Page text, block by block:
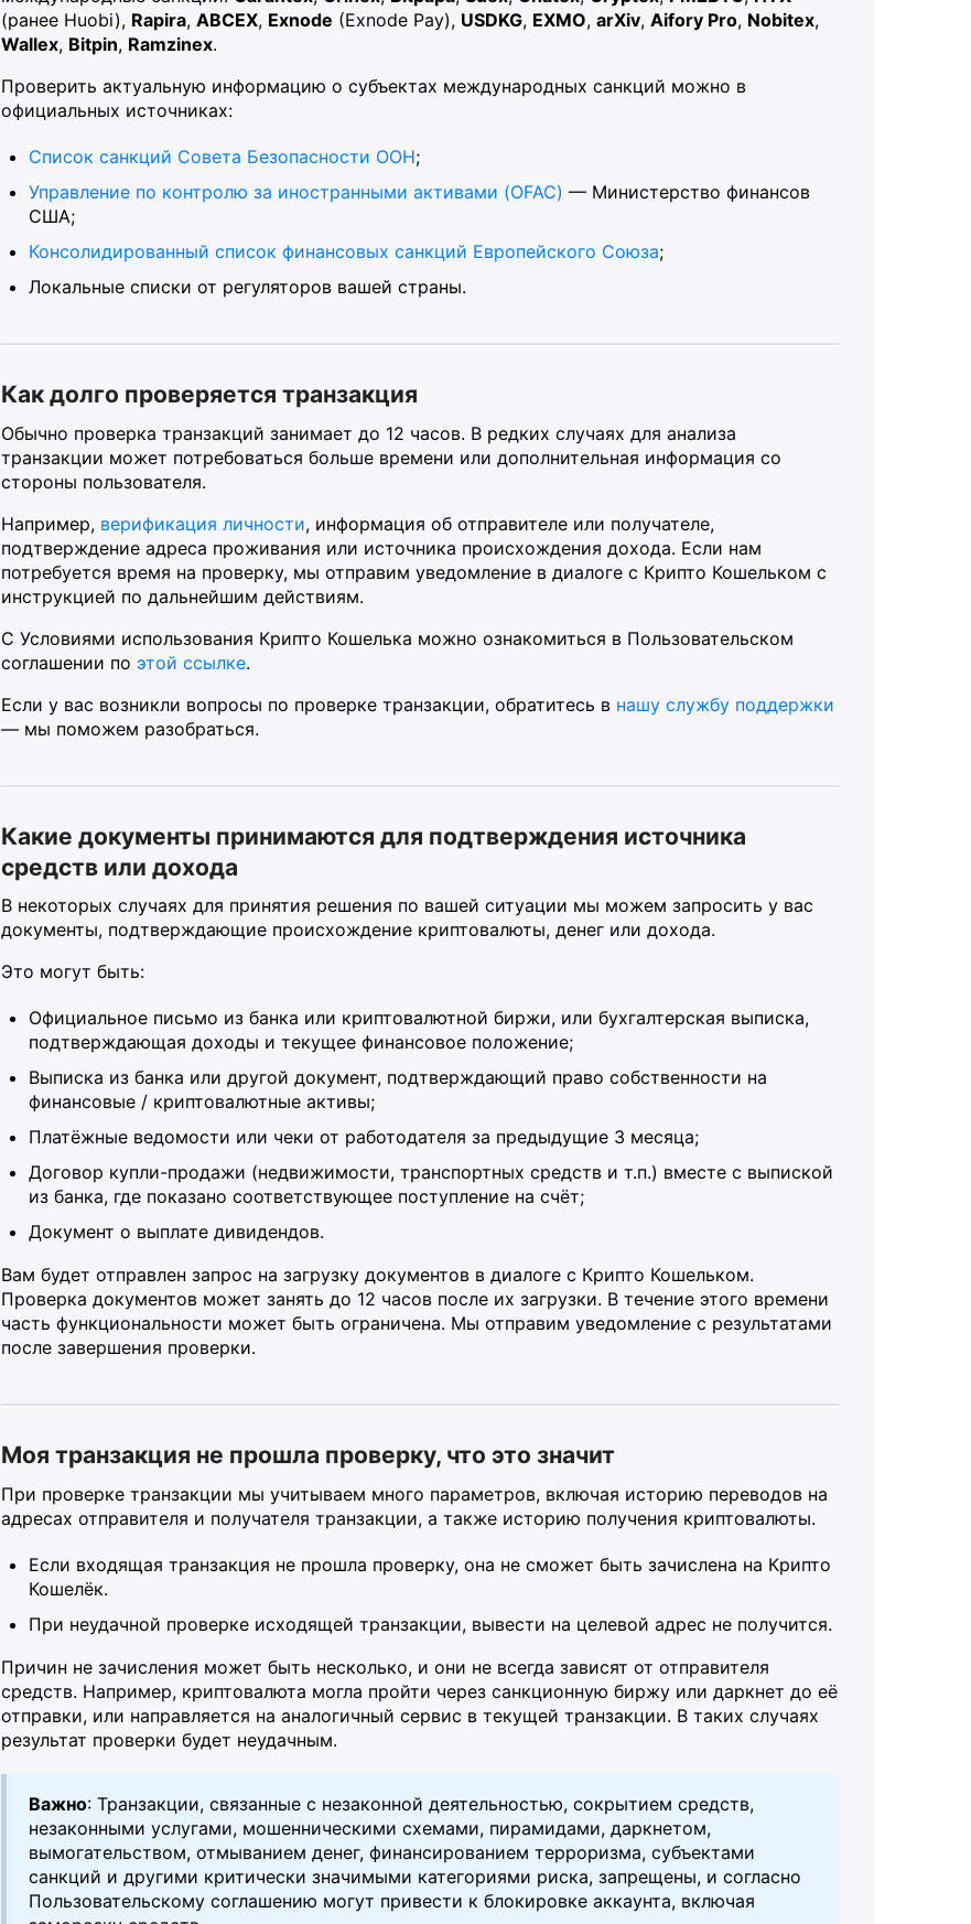
(ранее Huobi), Rapira, ABCEX, Exnode (Exnode Pay), USDKG, EXMO, arXiv, Aifory Pro, Nobitex,
Wallex, Bitpin, Ramzinex.
Проверить актуальную информацию о субъектах международных санкций можно в
официальных источниках:
Список санкций Совета Безопасности ООН;
Управление по контролю за иностранными активами (OFAC) — Министерство финансов
США;
Консолидированный список финансовых санкций Европейского Союза;
Локальные списки от регуляторов вашей страны.
Как долго проверяется транзакция
Обычно проверка транзакций занимает до 12 часов. В редких случаях для анализа
транзакции может потребоваться больше времени или дополнительная информация со
стороны пользователя.
Например, верификация личности, информация об отправителе или получателе,
подтверждение адреса проживания или источника происхождения дохода. Если нам
потребуется время на проверку, мы отправим уведомление в диалоге с Крипто Кошельком с
инструкцией по дальнейшим действиям.
С Условиями использования Крипто Кошелька можно ознакомиться в Пользовательском
соглашении по этой ссылке.
Если у вас возникли вопросы по проверке транзакции, обратитесь в нашу службу поддержки
— мы поможем разобраться.
Какие документы принимаются для подтверждения источника
средств или дохода
В некоторых случаях для принятия решения по вашей ситуации мы можем запросить у вас
документы, подтверждающие происхождение криптовалюты, денег или дохода.
Это могут быть:
Официальное письмо из банка или криптовалютной биржи, или бухгалтерская выписка,
подтверждающая доходы и текущее финансовое положение;
Выписка из банка или другой документ, подтверждающий право собственности на
финансовые / криптовалютные активы;
Платёжные ведомости или чеки от работодателя за предыдущие 3 месяца;
Договор купли-продажи (недвижимости, транспортных средств и т.п.) вместе с выпиской
из банка, где показано соответствующее поступление на счёт;
Документ о выплате дивидендов.
Вам будет отправлен запрос на загрузку документов в диалоге с Крипто Кошельком.
Проверка документов может занять до 12 часов после их загрузки. В течение этого времени
часть функциональности может быть ограничена. Мы отправим уведомление с результатами
после завершения проверки.
Моя транзакция не прошла проверку, что это значит
При проверке транзакции мы учитываем много параметров, включая историю переводов на
адресах отправителя и получателя транзакции, а также историю получения криптовалюты.
Если входящая транзакция не прошла проверку, она не сможет быть зачислена на Крипто
Кошелёк.
При неудачной проверке исходящей транзакции, вывести на целевой адрес не получится.
Причин не зачисления может быть несколько, и они не всегда зависят от отправителя
средств. Например, криптовалюта могла пройти через санкционную биржу или даркнет до её
отправки, или направляется на аналогичный сервис в текущей транзакции. В таких случаях
результат проверки будет неудачным.
Важно: Транзакции, связанные с незаконной деятельностью, сокрытием средств,
незаконными услугами, мошенническими схемами, пирамидами, даркнетом,
вымогательством, отмыванием денег, финансированием терроризма, субъектами
санкций и другими критически значимыми категориями риска, запрещены, и согласно
Пользовательскому соглашению могут привести к блокировке аккаунта, включая